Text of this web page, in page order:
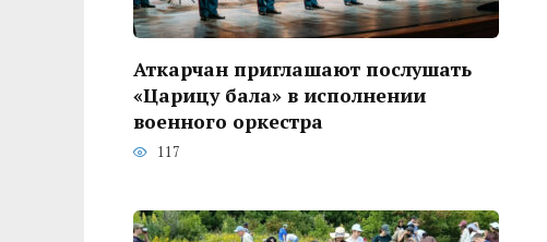
Аткарчан приглашают послушать
«Царицу бала» в исполнении
военного оркестра
117